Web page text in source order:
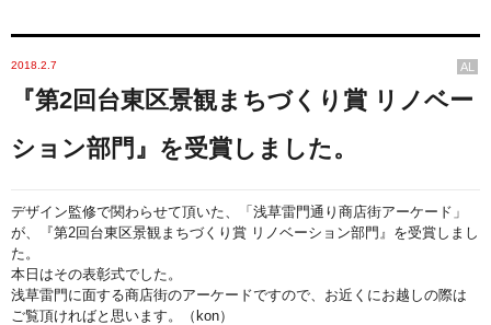
2018.2.7 AL
『第2回台東区景観まちづくり賞 リノベー
ション部門』を受賞しました。
デザイン監修で関わらせて頂いた、「浅草雷門通り商店街アーケード」
が、『第2回台東区景観まちづくり賞 リノベーション部門』を受賞しまし
た。
本日はその表彰式でした。
浅草雷門に面する商店街のアーケードですので、お近くにお越しの際は
ご覧頂ければと思います。（kon）